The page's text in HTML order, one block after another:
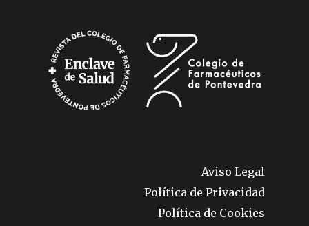
Aviso Legal
Política de Privacidad
Política de Cookies